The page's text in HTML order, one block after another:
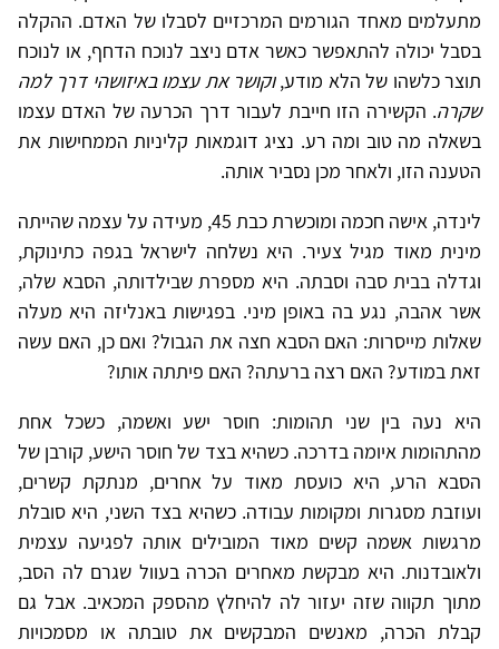
מתעלמים מאחד הגורמים המרכזיים לסבלו של האדם. ההקלה
בסבל יכולה להתאפשר כאשר אדם ניצב לנוכח הדחף, או לנוכח
תוצר כלשהו של הלא מודע,וקושר את עצמו באיזושהי דרך למה
שקרה. הקשירה הזו חייבת לעבור דרך הכרעה של האדם עצמו
בשאלה מה טוב ומה רע. נציג דוגמאות קליניות הממחישות את
הטענה הזו, ולאחר מכן נסביר אותה.
לינדה, אישה חכמה ומוכשרת כבת 45, מעידה על עצמה שהייתה
מינית מאוד מגיל צעיר. היא נשלחה לישראל בגפה כתינוקת,
וגדלה בבית סבה וסבתה. היא מספרת שבילדותה, הסבא שלה,
אשר אהבה, נגע בה באופן מיני. בפגישות באנליזה היא מעלה
שאלות מייסרות: האם הסבא חצה את הגבול? ואם כן, האם עשה
זאת במודע? האם רצה ברעתה? האם פיתתה אותו?
היא נעה בין שני תהומות: חוסר ישע ואשמה, כשכל אחת
מהתהומות איומה בדרכה. כשהיא בצד של חוסר הישע, קורבן של
הסבא הרע, היא כועסת מאוד על אחרים, מנתקת קשרים,
ועוזבת מסגרות ומקומות עבודה. כשהיא בצד השני, היא סובלת
מרגשות אשמה קשים מאוד המובילים אותה לפגיעה עצמית
ולאובדנות. היא מבקשת מאחרים הכרה בעוול שגרם לה הסב,
מתוך תקווה שזה יעזור לה להיחלץ מהספק המכאיב. אבל גם
קבלת הכרה, מאנשים המבקשים את טובתה או מסמכויות